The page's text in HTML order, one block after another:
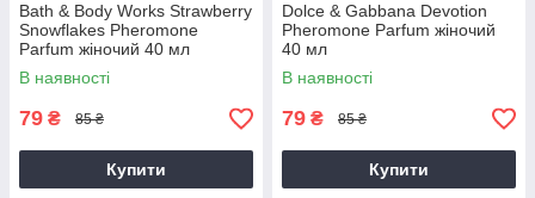
Bath & Body Works Strawberry
Snowflakes Pheromone
Parfum жіночий 40 мл
В наявності
79 ₴ 85 ₴
Купити
Dolce & Gabbana Devotion
Pheromone Parfum жіночий
40 мл
В наявності
79 ₴ 85 ₴
Купити